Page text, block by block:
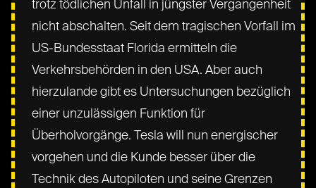
trotz tödlichen Unfall in jüngster Vergangenheit
nicht abschalten. Seit dem tragischen Vorfall im
US-Bundesstaat Florida ermitteln die
Verkehrsbehörden in den USA. Aber auch
hierzulande gibt es Untersuchungen bezüglich
einer unzulässigen Funktion für
Überholvorgänge. Tesla will nun energischer
vorgehen und die Kunde besser über die
Technik des Autopiloten und seine Grenzen